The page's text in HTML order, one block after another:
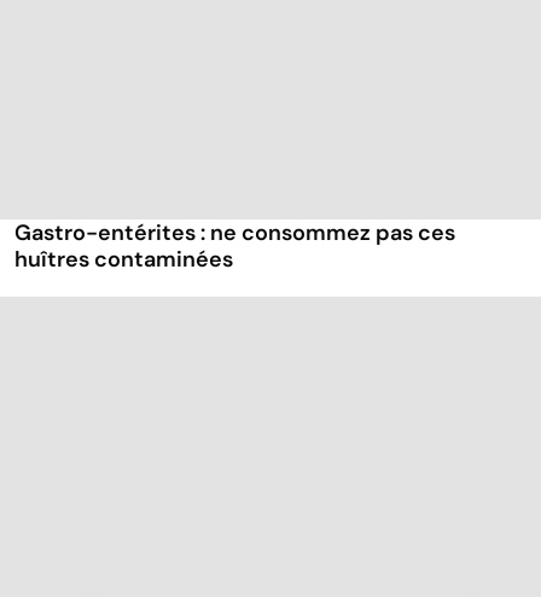
Gastro-entérites : ne consommez pas ces
huîtres contaminées